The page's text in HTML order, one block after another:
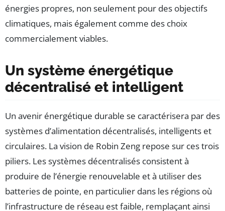
énergies propres, non seulement pour des objectifs
climatiques, mais également comme des choix
commercialement viables.
Un système énergétique
décentralisé et intelligent
Un avenir énergétique durable se caractérisera par des
systèmes d’alimentation décentralisés, intelligents et
circulaires. La vision de Robin Zeng repose sur ces trois
piliers. Les systèmes décentralisés consistent à
produire de l’énergie renouvelable et à utiliser des
batteries de pointe, en particulier dans les régions où
l’infrastructure de réseau est faible, remplaçant ainsi